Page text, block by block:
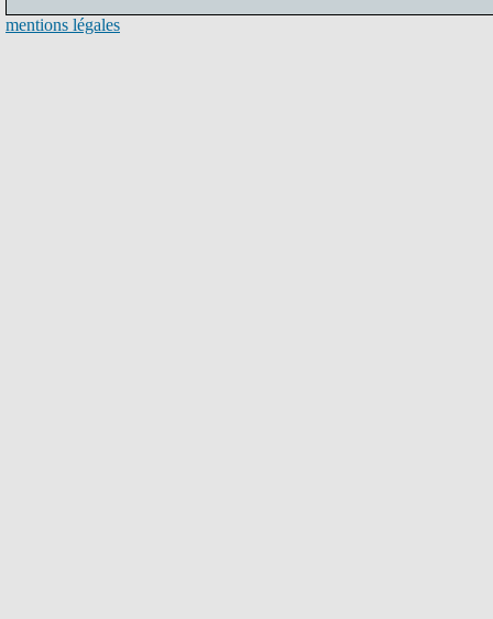
mentions légales